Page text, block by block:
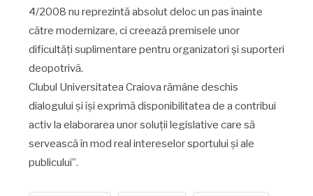
4/2008 nu reprezintă absolut deloc un pas înainte
către modernizare, ci creează premisele unor
dificultăți suplimentare pentru organizatori și suporteri
deopotrivă.
Clubul Universitatea Craiova rămâne deschis
dialogului și își exprimă disponibilitatea de a contribui
activ la elaborarea unor soluții legislative care să
servească în mod real intereselor sportului și ale
publicului”.